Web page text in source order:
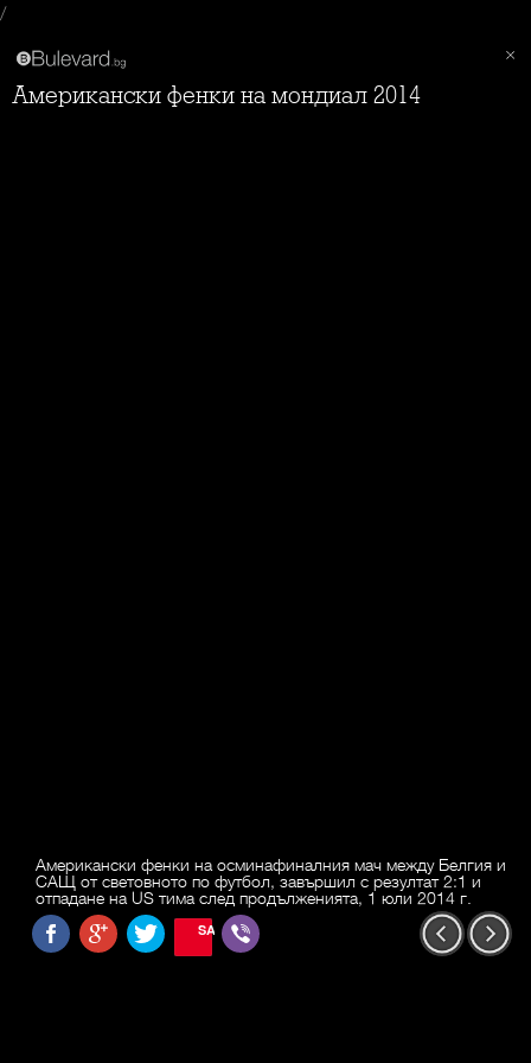
/
Американски фенки на мондиал 2014
Американски фенки на осминафиналния мач между Белгия и
САЩ от световното по футбол, завършил с резултат 2:1 и
отпадане на US тима след продълженията, 1 юли 2014 г.
SAVE